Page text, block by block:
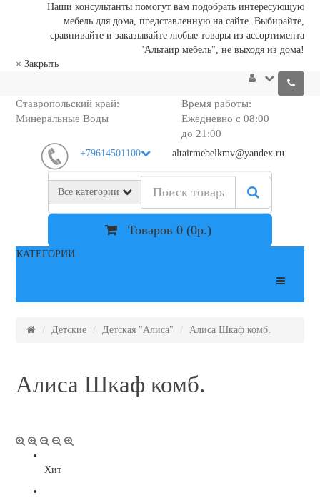
Наши консультанты помогут вам подобрать интересующую
мебель для дома, представленную на сайте. Выбирайте,
сравнивайте и заказывайте любые товары из ассортимента
"Альтаир мебель", не выходя из дома!
× Закрыть
Ставропольский край:
Минеральные Воды
Время работы:
Ежедневно с 08:00
до 21:00
+79614501100 altairmebelkmv@yandex.ru
Все категории
Товаров 0 (0р.)
КАТЕГОРИИ
Детские Детская "Алиса" Алиса Шкаф комб.
Алиса Шкаф комб.
Хит